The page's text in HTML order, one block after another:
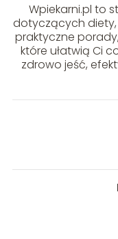
Wpiekarni.pl to
dotyczących diety,
praktyczne
które ułatwią Ci
zdrowo jeść,